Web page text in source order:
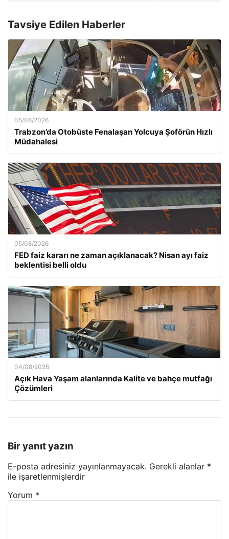
Tavsiye Edilen Haberler
05/08/2026
Trabzon’da Otobüste Fenalaşan Yolcuya Şoförün Hızlı
Müdahalesi
05/08/2026
FED faiz kararı ne zaman açıklanacak? Nisan ayı faiz
beklentisi belli oldu
04/08/2026
Açık Hava Yaşam alanlarında Kalite ve bahçe mutfağı
Çözümleri
Bir yanıt yazın
E-posta adresiniz yayınlanmayacak. Gerekli alanlar *
ile işaretlenmişlerdir
Yorum *